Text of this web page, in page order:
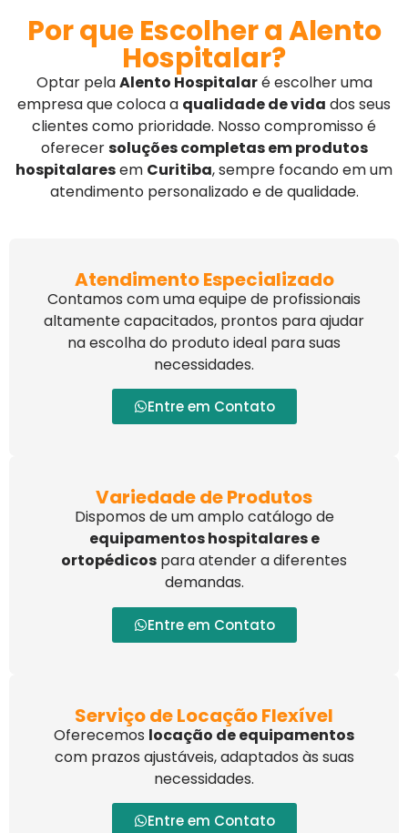
Por que Escolher a Alento
Hospitalar?
Optar pelaAlento Hospitalaré escolher uma
empresa que coloca a qualidade de vida dos seus
clientes como prioridade. Nosso compromisso é
oferecersoluções completas em produtos
hospitalaresem Curitiba, sempre focando em um
atendimento personalizado e de qualidade.
Atendimento Especializado
Contamos com uma equipe de profissionais
altamente capacitados, prontos para ajudar
na escolha do produto ideal para suas
necessidades.
Entre em Contato
Variedade de Produtos
Dispomos de um amplo catálogo de
equipamentos hospitalares e
ortopédicos para atender a diferentes
demandas.
Entre em Contato
Serviço de Locação Flexível
Oferecemos locação de equipamentos
com prazos ajustáveis, adaptados às suas
necessidades.
Entre em Contato